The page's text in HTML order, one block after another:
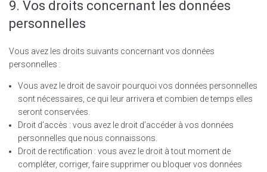
9. Vos droits concernant les données
personnelles
Vous avez les droits suivants concernant vos données
personnelles :
Vous avez le droit de savoir pourquoi vos données personnelles
sont nécessaires, ce qui leur arrivera et combien de temps elles
seront conservées.
Droit d’accès : vous avez le droit d’accéder à vos données
personnelles que nous connaissons.
Droit de rectification : vous avez le droit à tout moment de
compléter, corriger, faire supprimer ou bloquer vos données